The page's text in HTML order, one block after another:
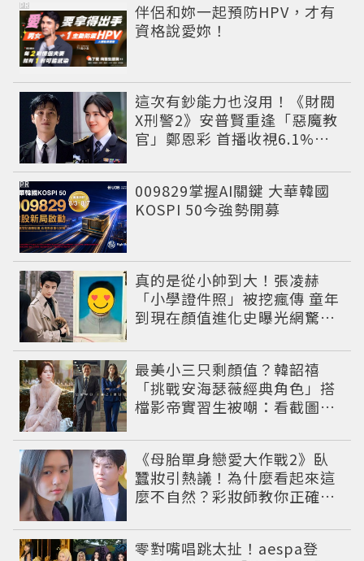
伴侶和妳一起預防HPV，才有
資格說愛妳！
PR
這次有鈔能力也沒用！《財閥
X刑警2》安普賢重逢「惡魔教
官」鄭恩彩 首播收視6.1%超
009829掌握AI關鍵 大華韓國
KOSPI 50今強勢開募
PR
真的是從小帥到大！張凌赫
「小學證件照」被挖瘋傳 童年
到現在顏值進化史曝光網驚：
最美小三只剩顏值？韓韶禧
「挑戰安海瑟薇經典角色」搭
檔影帝實習生被嘲：看截圖就
《母胎單身戀愛大作戰2》臥
蠶妝引熱議！為什麼看起來這
麼不自然？彩妝師教你正確畫
零對嘴唱跳太扯！aespa登